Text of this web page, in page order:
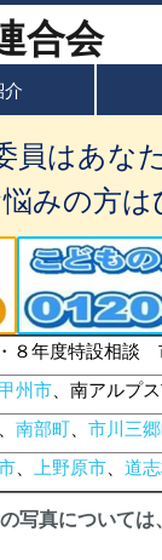
員はあな
みの方
・８年度特設相談
甲州市 、南アルプ
南部町
市川三
上野原市 道
写真について